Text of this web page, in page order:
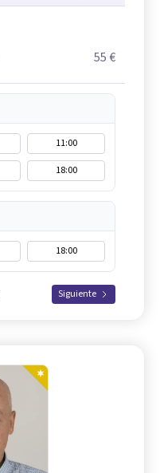
55 €
11:00
18:00
18:00
Siguiente